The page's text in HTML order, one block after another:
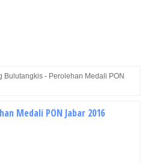
Bulutangkis - Perolehan Medali PON
Medali PON Jabar 2016